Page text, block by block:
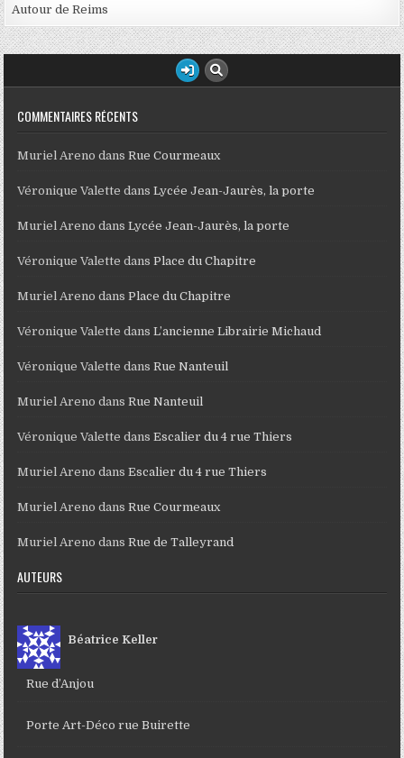
Autour de Reims
COMMENTAIRES RÉCENTS
Muriel Areno dansRue Courmeaux
Véronique Valette dansLycée Jean-Jaurès, la porte
Muriel Areno dansLycée Jean-Jaurès, la porte
Véronique Valette dansPlace du Chapitre
Muriel Areno dansPlace du Chapitre
Véronique Valette dansL’ancienne Librairie Michaud
Véronique Valette dansRue Nanteuil
Muriel Areno dansRue Nanteuil
Véronique Valette dansEscalier du 4 rue Thiers
Muriel Areno dansEscalier du 4 rue Thiers
Muriel Areno dansRue Courmeaux
Muriel Areno dansRue de Talleyrand
AUTEURS
Béatrice Keller
Rue d’Anjou
Porte Art-Déco rue Buirette